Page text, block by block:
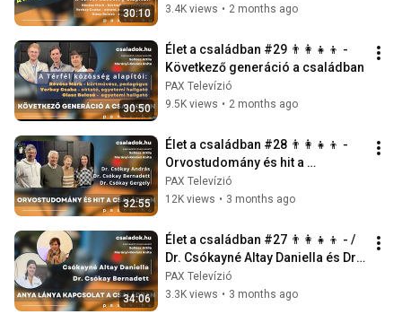
30:10
3.4K views • 2 months ago
30:50
Élet a családban #29 👨‍👩‍👧‍👦 -
Következő generáció a családban
PAX Televízió
9.5K views • 2 months ago
32:55
Élet a családban #28 👨‍👩‍👧‍👦 -
Orvostudomány és hit a
családban
PAX Televízió
12K views • 3 months ago
34:06
Élet a családban #27 👨‍👩‍👧‍👦 - /
Dr. Csókayné Altay Daniella és Dr.
Csókay Bernadett
PAX Televízió
3.3K views • 3 months ago